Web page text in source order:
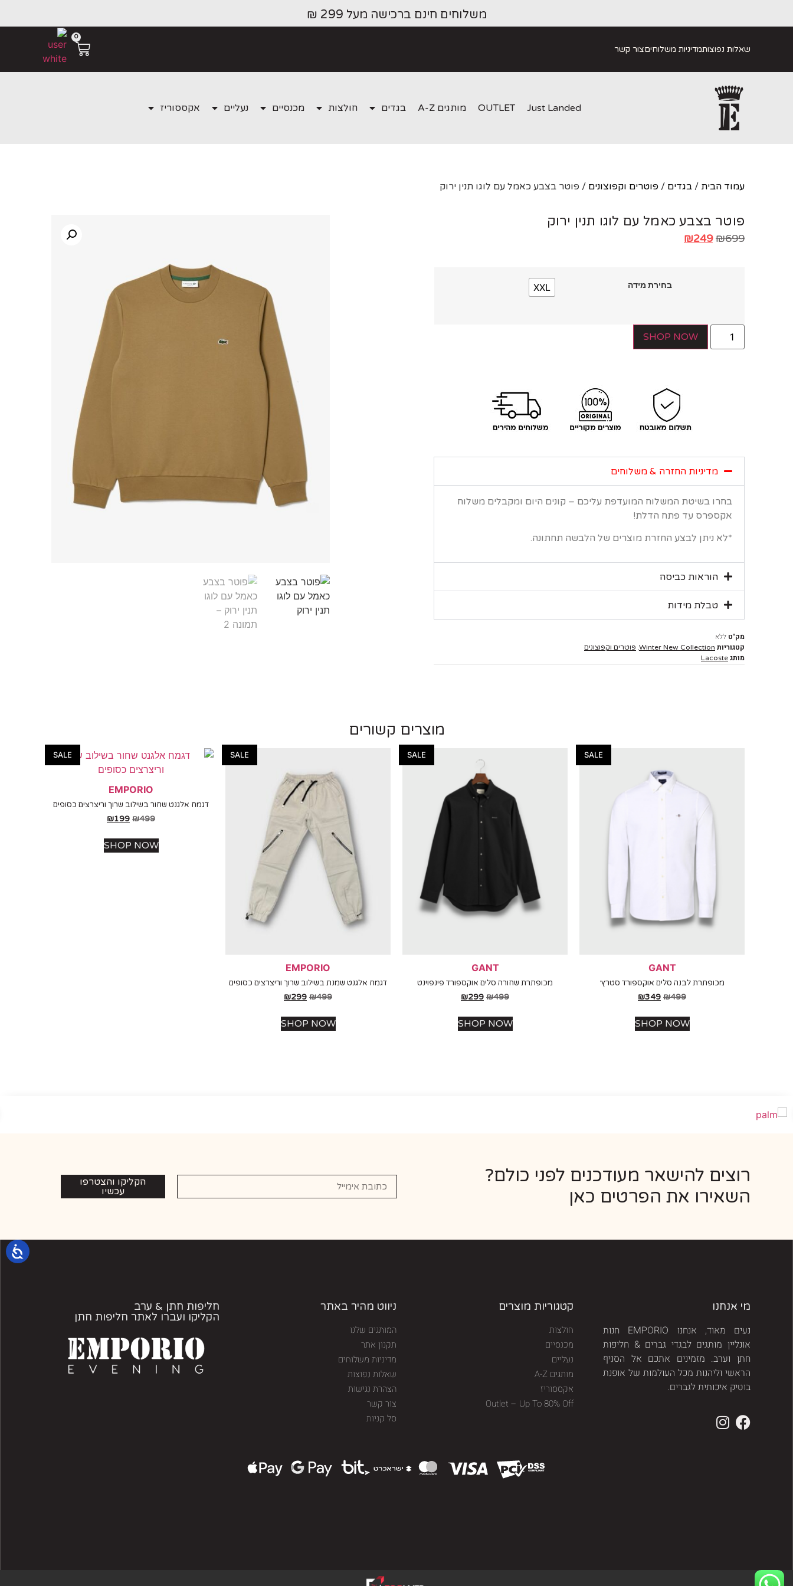
משלוחים חינם ברכישה מעל 299 ₪
שאלות נפוצותמדיניות משלוחיםצור קשר
0
Just Landed
OUTLET מותגים A-Z בגדים חולצות מכנסיים נעליים אקססוריז
עמוד הבית / בגדים / פוטרים וקפוצונים / פוטר בצבע כאמל עם לוגו תנין ירוק
פוטר בצבע כאמל עם לוגו תנין ירוק
₪699
₪249
בחירת מידה XXL
SHOP NOW
מדיניות החזרה & משלוחים
בחרו בשיטת המשלוח המועדפת עליכם – קונים היום ומקבלים משלוח
אקספרס עד פתח הדלת!
*לא ניתן לבצע החזרת מוצרים של הלבשה תחתונה.
הוראות כביסה
טבלת מידות
מק"ט ללא
קטגוריות Winter New Collection
, פוטרים וקפוצונים
מותג Lacoste
מוצרים קשורים
SALE
GANT
מכופתרת לבנה סלים אוקספורד סטרץ׳
₪499
₪349
SHOP NOW
SALE
GANT
מכופתרת שחורה סלים אוקספורד פינפוינט
₪499
₪299
SHOP NOW
SALE
EMPORIO
דגמח אלגנט שמנת בשילוב שרוך וריצרצים כסופים
₪499
₪299
SHOP NOW
SALE
EMPORIO
דגמח אלגנט שחור בשילוב שרוך וריצרצים כסופים
₪499
₪199
SHOP NOW
רוצים להישאר מעודכנים לפני כולם?
השאירו את הפרטים כאן
הקליקו והצטרפו
עכשיו
מי אנחנו
נעים מאוד, אנחנו EMPORIO חנות
אונליין מותגים לבגדי גברים & חליפות
חתן וערב. מזמינים אתכם אל הסניף
הראשי וליהנות מכל העולמות של אופנת
בוטיק איכותית לגברים.
קטגוריות מוצרים
חולצות
מכנסיים
נעליים
מותגים A-Z
אקססוריז
Outlet – Up To 80% Off
ניווט מהיר באתר
המותגים שלנו
תקנון אתר
מדיניות משלוחים
שאלות נפוצות
הצהרת נגישות
צור קשר
סל קניות
חליפות חתן & ערב
הקליקו ועברו לאתר חליפות חתן